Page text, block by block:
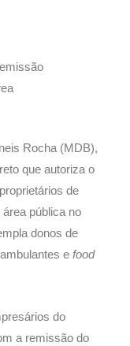
Rocha (MDB),
que autoriza o
de
pública no
donos de
e food
do
a remissão do